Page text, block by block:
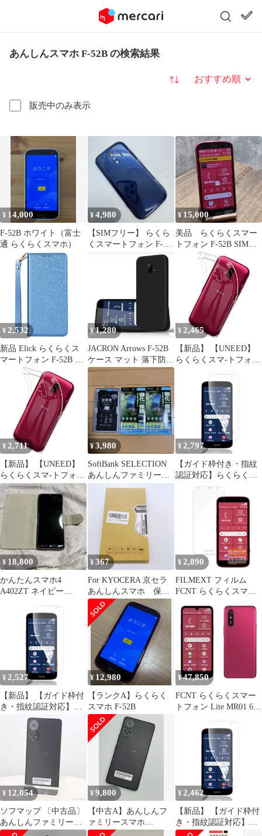
あんしんスマホ F-52B の検索結果
販売中のみ表示
並び替え
¥ 14,000
F-52B ホワイト（富士
通 らくらくスマホ）
¥4,980
【SIMフリー】 らくら
くスマートフォン F-
42A 本体 動作確認済み
¥15,000
美品 らくらくスマー
トフォン F-52B SIMフ
リー スマホ
¥ 2,532
新品 Elick らくらくス
マートフォン F-52B 適
用 ケース 手帳型 薄型
高級PUレザー あんしん
スマホ ケース 手帳型
あんしんスマホKY-51B
ケース マグネット式 ベ
ルトなし ストラップ付
き カード収納 KY51B
ケース カバー ブルー
¥1,280
JACRON Arrows F-52B
ケース マット 落下防止
耐衝撃 らくらくスマー
トフォン ブラック マッ
ト仕上げ Qi無線ワイヤ
レス充電/傷つけ防止/滑
り止め カバー 艶消し
(マット・ブラック,
UN5-YZ6-TR019)
¥ 2,465
【新品】 【UNEED】
らくらくスマ-トフォン
ス F-52B 用の カバー
TPU 超薄型 全面保護
ケース ソフト ケース
クリア シリコン 透明
クリア ケース 耐衝撃
TPU ケース 擦り傷防止
吸収柔らかい手触り
¥ 2,711
【新品】 【UNEED】
らくらくスマ-トフォン
F-52B 用のスマホケー
ス F-52B 用の カバー
TPU 超薄型 全面保護
ケース ソフト ケース
クリア シリコン 透明
クリア ケース 耐衝撃
TPU ケース 擦り傷防止
吸収柔らかい手触り
¥3,980
SoftBank SELECTION
あんしんファミリース
マホ用セット
¥ 2,797
【ガイド枠付き・指紋
認証対応】らくらくス
マートフォン F-53E 用
フィル ム さらさ F-53E
専用 アンチグレア フィ
ルム 非ガラス 軟 TPU
素材・3D設計・アンチ
反光・サラサラ ・表面
キズ修復 F53E液晶保護
フィルム 非光沢
¥ 18,800
かんたんスマホ4
A402ZT ネイビー
¥367
For KYOCERA 京セラ
あんしんスマホ 保護
フィルム
¥ 2,890
FILMEXT フィルム
FCNT らくらくスマー
フィルム 曲面対応 反射
低減 指紋低減 日本製
¥ 2,527
【新品】 【ガイド枠付
き・指紋認証対応】ら
くらくスマートフォン
F-53E 用 フィル ム さ
らさ F-53E 専用 アンチ
グレア フィルム 非ガラ
ス 軟 TPU素材・3D設
計・アンチ反光・サラ
サラ ・表面キズ修復
F53E液晶保護フィルム
非光沢 1
¥ 12,980
【ランクA】らくらく
スマホ F-52B
¥47,850
FCNT らくらくスマー
トフォン Lite MR01 6.1
SIMフリー PB3S0002JP
PB3S0002JP
¥ 12,054
ソフマップ 〔中古品〕
あんしんファミリース
マホ 128GB ブラック
¥9,800
【中古A】あんしんフ
ァミリースマホ
A303ZT ブラック SIM
¥ 2,462
【新品】 【ガイド枠付
き・指紋認証対応】ら
くらくスマートフォン